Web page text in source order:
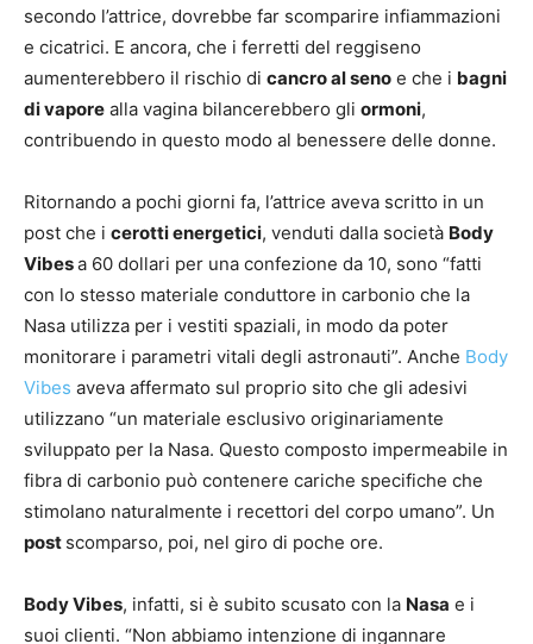
secondo l’attrice, dovrebbe far scomparire infiammazioni
e cicatrici. E ancora, che i ferretti del reggiseno
aumenterebbero il rischio di cancro al seno e che i bagni
di vapore alla vagina bilancerebbero gli ormoni,
contribuendo in questo modo al benessere delle donne.
Ritornando a pochi giorni fa, l’attrice aveva scritto in un
post che i cerotti energetici, venduti dalla società Body
Vibesa 60 dollari per una confezione da 10, sono “fatti
con lo stesso materiale conduttore in carbonio che la
Nasa utilizza per i vestiti spaziali, in modo da poter
monitorare i parametri vitali degli astronauti”. Anche Body
Vibes aveva affermato sul proprio sito che gli adesivi
utilizzano “un materiale esclusivo originariamente
sviluppato per la Nasa. Questo composto impermeabile in
fibra di carbonio può contenere cariche specifiche che
stimolano naturalmente i recettori del corpo umano”. Un
post scomparso, poi, nel giro di poche ore.
Body Vibes, infatti, si è subito scusato con la Nasa e i
suoi clienti. “Non abbiamo intenzione di ingannare